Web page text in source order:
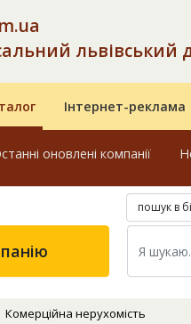
львівський
Інтернет-реклама
оновлені компанії
пошук в
Комерційна нерухомість